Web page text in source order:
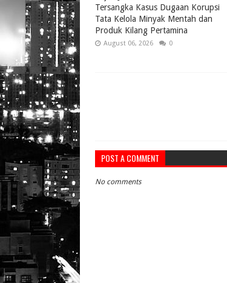
Tersangka Kasus Dugaan Korupsi
Tata Kelola Minyak Mentah dan
Produk Kilang Pertamina
August 06, 2026 0
POST A COMMENT
No comments